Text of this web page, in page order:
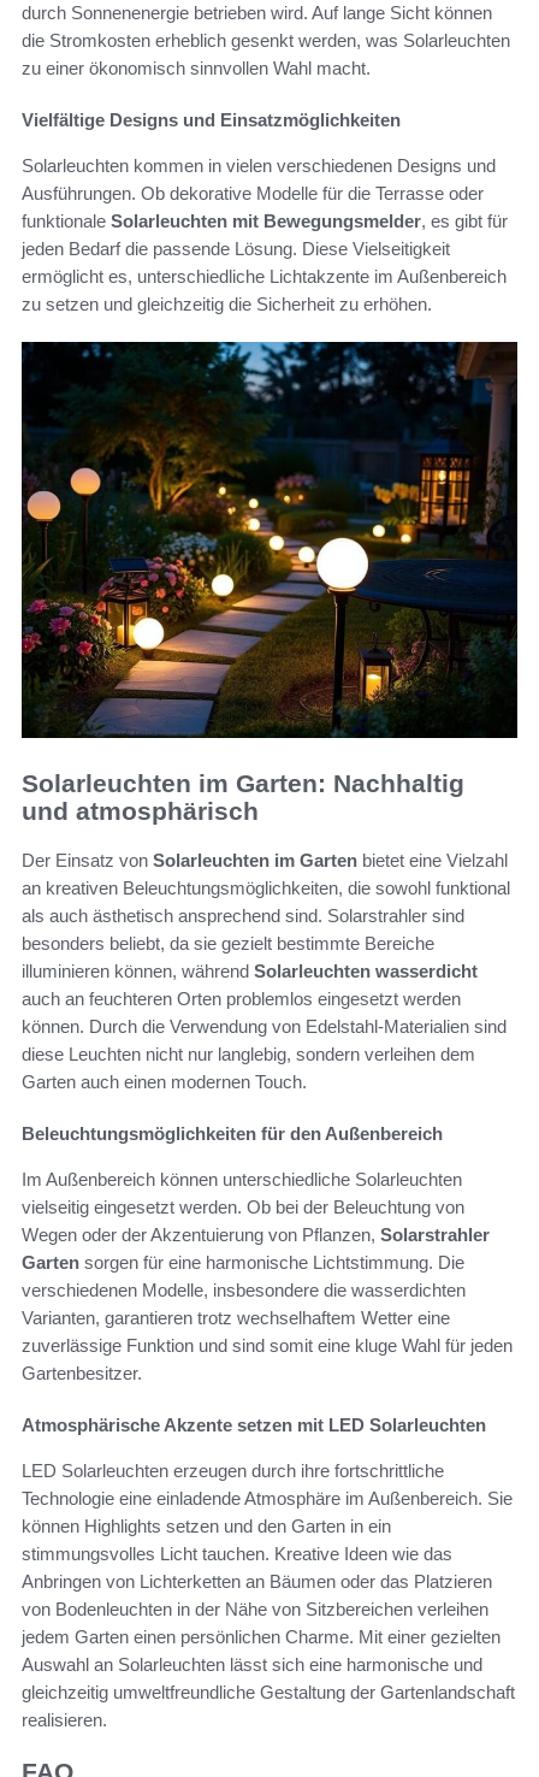
durch Sonnenenergie betrieben wird. Auf lange Sicht können
die Stromkosten erheblich gesenkt werden, was Solarleuchten
zu einer ökonomisch sinnvollen Wahl macht.
Vielfältige Designs und Einsatzmöglichkeiten
Solarleuchten kommen in vielen verschiedenen Designs und
Ausführungen. Ob dekorative Modelle für die Terrasse oder
funktionale Solarleuchten mit Bewegungsmelder, es gibt für
jeden Bedarf die passende Lösung. Diese Vielseitigkeit
ermöglicht es, unterschiedliche Lichtakzente im Außenbereich
zu setzen und gleichzeitig die Sicherheit zu erhöhen.
Solarleuchten im Garten: Nachhaltig
und atmosphärisch
Der Einsatz von Solarleuchten im Garten bietet eine Vielzahl
an kreativen Beleuchtungsmöglichkeiten, die sowohl funktional
als auch ästhetisch ansprechend sind. Solarstrahler sind
besonders beliebt, da sie gezielt bestimmte Bereiche
illuminieren können, während Solarleuchten wasserdicht
auch an feuchteren Orten problemlos eingesetzt werden
können. Durch die Verwendung von Edelstahl-Materialien sind
diese Leuchten nicht nur langlebig, sondern verleihen dem
Garten auch einen modernen Touch.
Beleuchtungsmöglichkeiten für den Außenbereich
Im Außenbereich können unterschiedliche Solarleuchten
vielseitig eingesetzt werden. Ob bei der Beleuchtung von
Wegen oder der Akzentuierung von Pflanzen, Solarstrahler
Garten sorgen für eine harmonische Lichtstimmung. Die
verschiedenen Modelle, insbesondere die wasserdichten
Varianten, garantieren trotz wechselhaftem Wetter eine
zuverlässige Funktion und sind somit eine kluge Wahl für jeden
Gartenbesitzer.
Atmosphärische Akzente setzen mit LED Solarleuchten
LED Solarleuchten erzeugen durch ihre fortschrittliche
Technologie eine einladende Atmosphäre im Außenbereich. Sie
können Highlights setzen und den Garten in ein
stimmungsvolles Licht tauchen. Kreative Ideen wie das
Anbringen von Lichterketten an Bäumen oder das Platzieren
von Bodenleuchten in der Nähe von Sitzbereichen verleihen
jedem Garten einen persönlichen Charme. Mit einer gezielten
Auswahl an Solarleuchten lässt sich eine harmonische und
gleichzeitig umweltfreundliche Gestaltung der Gartenlandschaft
realisieren.
FAQ